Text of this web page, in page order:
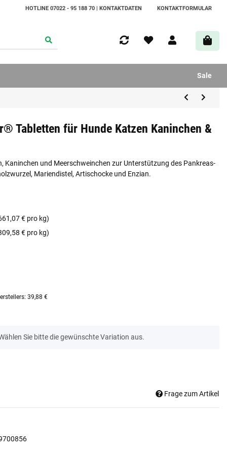
HOTLINE 07022 - 95 188 70 | KONTAKTDATEN KONTAKTFORMULAR
Sale
Tabletten für Hunde Katzen Kaninchen &
und Meerschweinchen zur Unterstützung des Pankreas-
Mariendistel, Artischocke und Enzian.
€ pro kg)
€ pro kg)
: 39,88 €
Sie bitte die gewünschte Variation aus.
Frage zum Artikel